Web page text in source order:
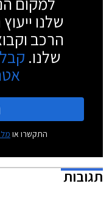
שלנו
הרכב
שלנו.
התקשרו או
תגובות